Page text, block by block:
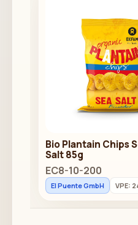
Bio Plantain Chips
Salt 85g
EC8-10-200
El Puente GmbH VPE: